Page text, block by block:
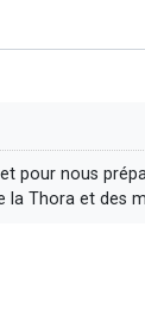
pour nous
la Thora et des